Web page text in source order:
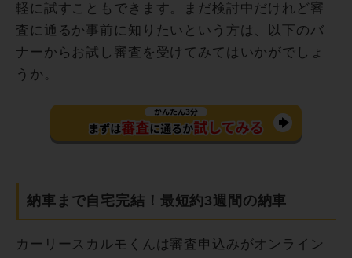
軽に試すこともできます。まだ検討中だけれど審
査に通るか事前に知りたいという方は、以下のバ
ナーからお試し審査を受けてみてはいかがでしょ
うか。
納車まで自宅完結！最短約3週間の納車
カーリースカルモくんは審査申込みがオンライン